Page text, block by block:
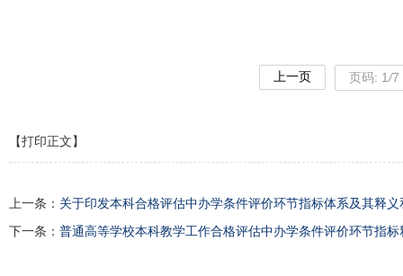
上一页 页码: 1/7
【打印正文】
上一条： 关于印发本科合格评估中办学条件评价环节指标体系及其释
下一条： 普通高等学校本科教学工作合格评估中办学条件评价环节指